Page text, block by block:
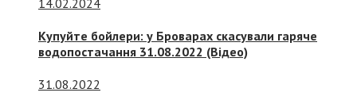
Купуйте бойлери: у Броварах скасували гаряче
водопостачання 31.08.2022 (Відео)
31.08.2022